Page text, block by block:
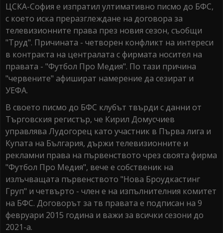
ЦСКА-София е изпратил ултимативно писмо до БФС,
с което иска преразглеждане на договора за
телевизионните права през новия сезон, съобщи
"Труд". Причината - четворен конфликт на интереси
в контракта на централата с фирмата носител на
правата - "Футбол Про Медия". По тази причина
"червените" афишират намерение да сезират и
УЕФА.
В своето писмо до БФС клубът твърди с данни от
Търговския регистър, че Кирил Домусчиев
управлява Лудогорец като участник в Първа лига и
Купата на България, държи телевизионните и
рекламни права на първенството чрез своята фирма
"Футбол Про Медия", вече е собственик на
излъчващата първенството "Нова Броудкастинг
Груп" и четвърто - член е на изпълнителния комитет
на БФС. Договорът за тв правата е подписан на 9
февруари 2015 година и важи за всички сезони до
2021-а.